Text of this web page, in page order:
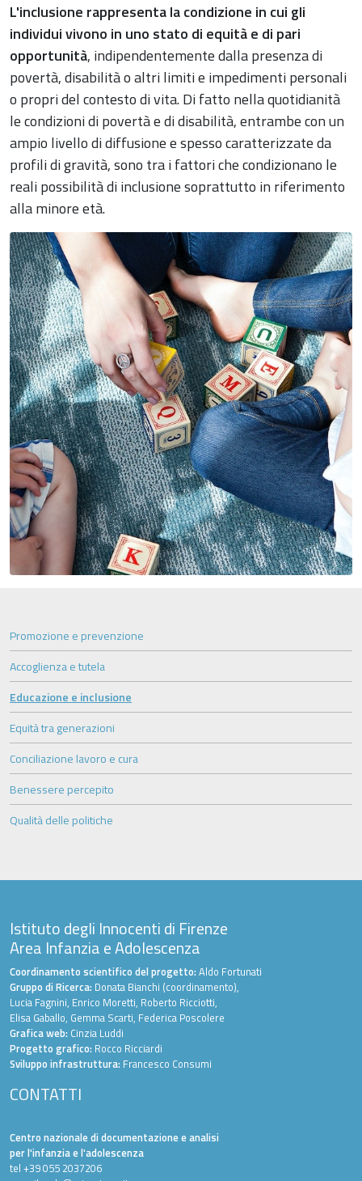
L'inclusione rappresenta la condizione in cui gli
individui vivono in uno stato di equità e di pari
opportunità, indipendentemente dalla presenza di
povertà, disabilità o altri limiti e impedimenti personali
o propri del contesto di vita. Di fatto nella quotidianità
le condizioni di povertà e di disabilità, entrambe con un
ampio livello di diffusione e spesso caratterizzate da
profili di gravità, sono tra i fattori che condizionano le
reali possibilità di inclusione soprattutto in riferimento
alla minore età.
Promozione e prevenzione
Accoglienza e tutela
Educazione e inclusione
Equità tra generazioni
Conciliazione lavoro e cura
Benessere percepito
Qualità delle politiche
Istituto degli Innocenti di Firenze
Area Infanzia e Adolescenza
Coordinamento scientifico del progetto: Aldo Fortunati
Gruppo di Ricerca: Donata Bianchi (coordinamento),
Lucia Fagnini, Enrico Moretti, Roberto Ricciotti,
Elisa Gaballo, Gemma Scarti, Federica Poscolere
Grafica web: Cinzia Luddi
Progetto grafico: Rocco Ricciardi
Sviluppo infrastruttura: Francesco Consumi
CONTATTI
Centro nazionale di documentazione e analisi
per l'infanzia e l'adolescenza
tel +39 055 2037206